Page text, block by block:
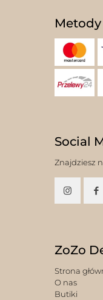
Metody
Social
Znajdziesz
ZoZo
Strona
O nas
Butiki